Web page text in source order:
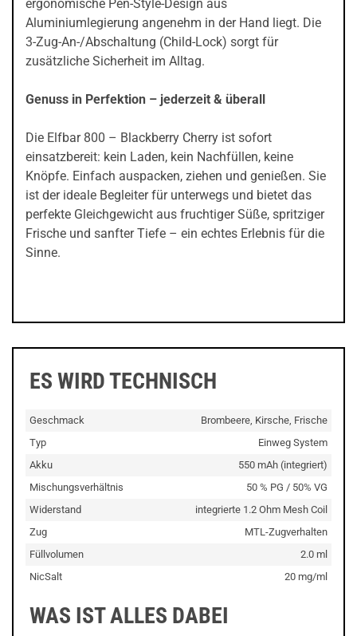
ergonomische Pen-Style-Design aus
Aluminiumlegierung angenehm in der Hand liegt. Die
3-Zug-An-/Abschaltung (Child-Lock) sorgt für
zusätzliche Sicherheit im Alltag.
Genuss in Perfektion – jederzeit & überall
Die Elfbar 800 – Blackberry Cherry ist sofort
einsatzbereit: kein Laden, kein Nachfüllen, keine
Knöpfe. Einfach auspacken, ziehen und genießen. Sie
ist der ideale Begleiter für unterwegs und bietet das
perfekte Gleichgewicht aus fruchtiger Süße, spritziger
Frische und sanfter Tiefe – ein echtes Erlebnis für die
Sinne.
ES WIRD TECHNISCH
Geschmack
Brombeere, Kirsche, Frische
Typ
Einweg System
Akku
550 mAh (integriert)
Mischungsverhältnis
50 % PG / 50% VG
Widerstand
integrierte 1.2 Ohm Mesh Coil
Zug
MTL-Zugverhalten
Füllvolumen
2.0 ml
NicSalt
20 mg/ml
WAS IST ALLES DABEI